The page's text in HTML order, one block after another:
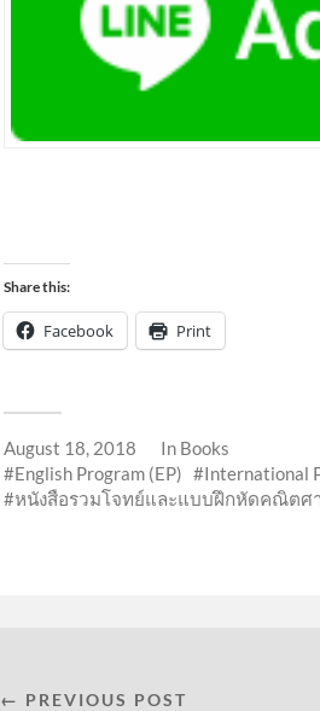
Share this:
Facebook Print
August 18, 2018 In Books
English Program (EP)
International
หนังสือรวมโจทย์และแบบฝึกหัดคณิตศ
← PREVIOUS POST